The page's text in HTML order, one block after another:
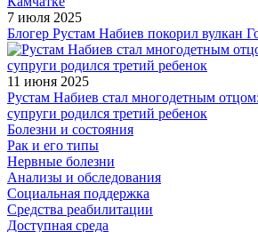
7 июля 2025
Блогер Рустам Набиев покорил вулкан
11 июня 2025
Рустам Набиев стал многодетным
супруги родился третий ребенок
Болезни и состояния
Рак и его типы
Нервные болезни
Анализы и обследования
Социальная поддержка
Средства реабилитации
Доступная среда